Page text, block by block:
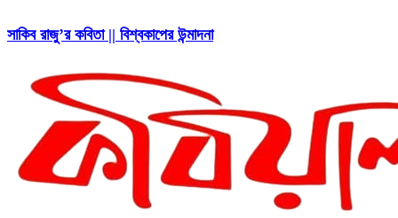
সাকিব রাজু’র কবিতা || বিশ্বকাপের উন্মাদনা